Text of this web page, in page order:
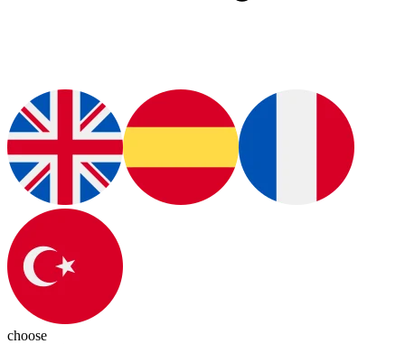
choose